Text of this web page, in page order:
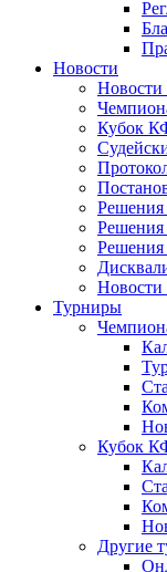
Новости
Кубок
Решения
Новости
Турниры
Кубок
Другие